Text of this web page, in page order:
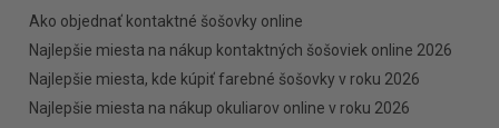
Ako objednať kontaktné šošovky online
Najlepšie miesta na nákup kontaktných šošoviek online 2026
Najlepšie miesta, kde kúpiť farebné šošovky v roku 2026
Najlepšie miesta na nákup okuliarov online v roku 2026